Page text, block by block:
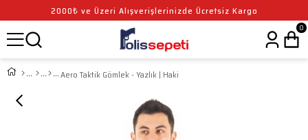
2000₺ ve Üzeri Alışverişlerinizde Ücretsiz Kargo
0
Aero Taktik Gömlek - Yazlık | Haki